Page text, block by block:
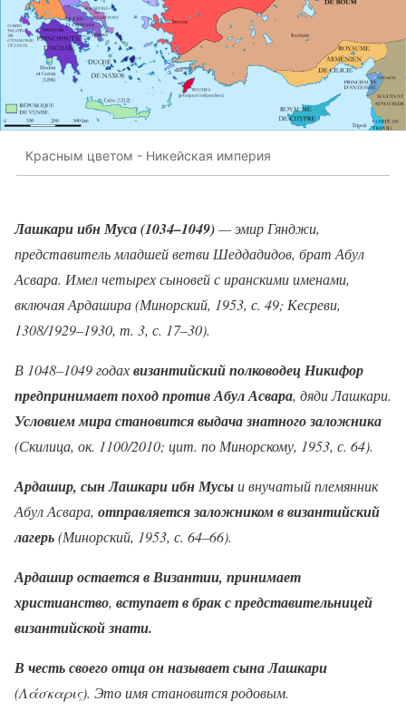
Красным цветом - Никейская империя
Лашкари ибн Муса (1034–1049)— эмир Гянджи,
представитель младшей ветви Шеддадидов, брат Абул
Асвара. Имел четырех сыновей с иранскими именами,
включая Ардашира (Минорский, 1953, с. 49; Кесреви,
1308/1929–1930, т. 3, с. 17–30).
В 1048–1049 годахвизантийский полководец Никифор
предпринимает поход против Абул Асвара, дяди Лашкари.
Условием мира становится выдача знатного заложника
(Скилица, ок. 1100/2010; цит. по Минорскому, 1953, с. 64).
Ардашир, сын Лашкари ибн Мусыи внучатый племянник
Абул Асвара, отправляется заложником в византийский
лагерь(Минорский, 1953, с. 64–66).
Ардашир остается в Византии, принимает
христианство, вступает в брак с представительницей
византийской знати.
В честь своего отца он называет сына Лашкари
(Λάσκαρις). Это имя становится родовым.